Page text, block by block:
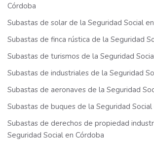
Córdoba
Subastas de solar de la Seguridad Social
Subastas de finca rústica de la Seguridad
Subastas de turismos de la Seguridad
Subastas de industriales de la Seguridad
Subastas de aeronaves de la Seguridad
Subastas de buques de la Seguridad
Subastas de derechos de propiedad
Seguridad Social en Córdoba